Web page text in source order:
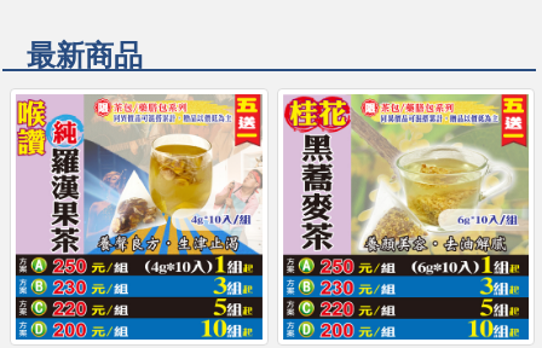
最新商品